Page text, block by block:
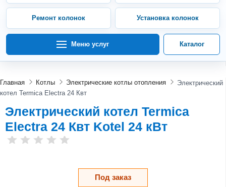
Ремонт колонок Установка колонок
Меню услуг Каталог
Главная Котлы Электрические котлы отопления
Электрический
котел Termica Electra 24 Квт
Электрический котел Termica
Electra 24 Квт Kotel 24 кВт
Под заказ